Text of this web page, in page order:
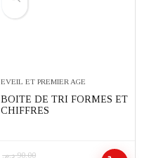
EVEIL ET PREMIER AGE
BOITE DE TRI FORMES ET
CHIFFRES
90,00 د.م.